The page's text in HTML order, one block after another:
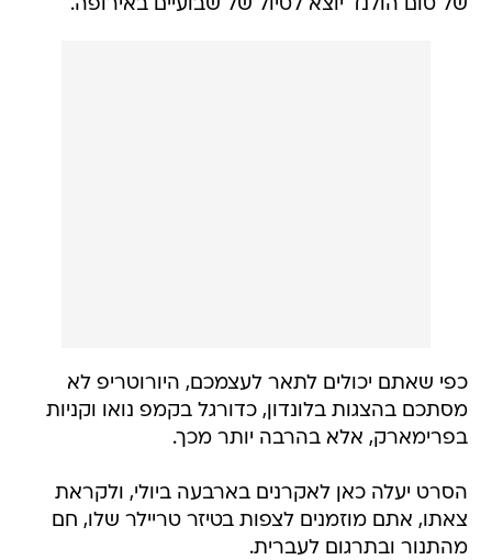
של טום הולנד יוצא לטיול של שבועיים באירופה.
כפי שאתם יכולים לתאר לעצמכם, היורוטריפ לא
מסתכם בהצגות בלונדון, כדורגל בקמפ נואו וקניות
בפרימארק, אלא בהרבה יותר מכך.
הסרט יעלה כאן לאקרנים בארבעה ביולי, ולקראת
צאתו, אתם מוזמנים לצפות בטיזר טריילר שלו, חם
מהתנור ובתרגום לעברית.